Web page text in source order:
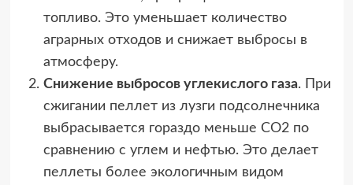
топливо. Это уменьшает количество
аграрных отходов и снижает выбросы в
атмосферу.
Снижение выбросов углекислого газа. При
сжигании пеллет из лузги подсолнечника
выбрасывается гораздо меньше СО2 по
сравнению с углем и нефтью. Это делает
пеллеты более экологичным видом